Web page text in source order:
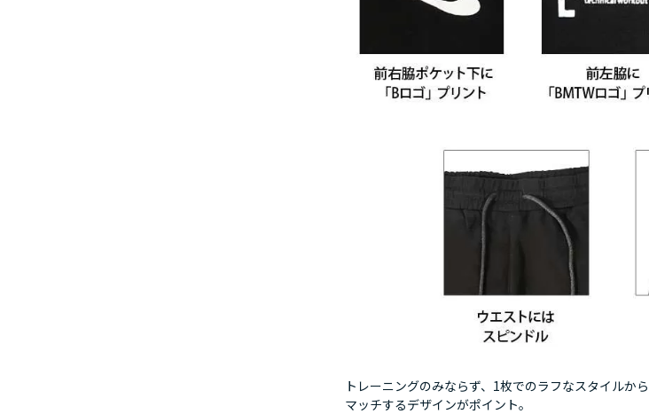
トレーニングのみならず、1枚でのラフなスタイルか
マッチするデザインがポイント。